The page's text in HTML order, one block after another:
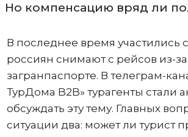
Но компенсацию вряд ли
В последнее время участились
россиян снимают с рейсов из-за
загранпаспорте. В телеграм-
ТурДома B2B» турагенты стали
обсуждать эту тему. Главных
ситуации два: может ли турист